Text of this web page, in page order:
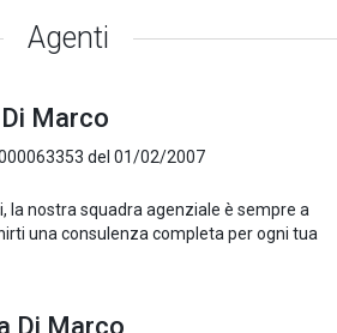
Agenti
Marco
del 01/02/2007
la nostra squadra agenziale è sempre a
una consulenza completa per ogni tua
Di Marco